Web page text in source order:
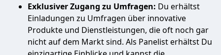
Exklusiver Zugang zu Umfragen: Du erhältst
Einladungen zu Umfragen über innovative
Produkte und Dienstleistungen, die oft noch gar
nicht auf dem Markt sind. Als Panelist erhältst Du